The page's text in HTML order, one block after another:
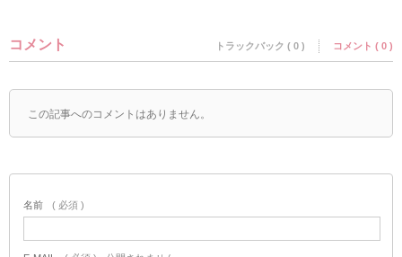
コメント トラックバック ( 0 ) コメント ( 0 )
この記事へのコメントはありません。
名前 ( 必須 )